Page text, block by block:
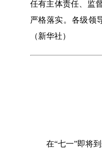
任有主体责任、监
严格落实。各级领
（新华社）
在“七一”即将到